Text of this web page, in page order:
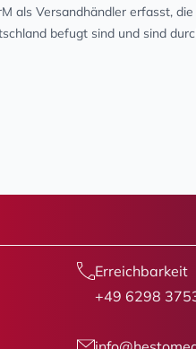
als Versandhändler erfasst,
befugt sind und sind
Erreichbarkeit
+49 6298